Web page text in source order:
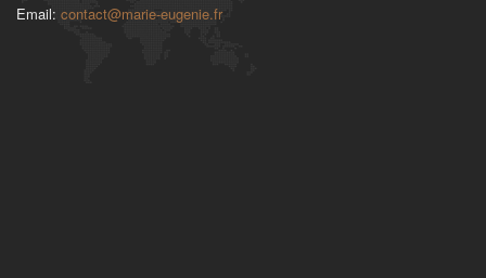
Email: contact@marie-eugenie.fr